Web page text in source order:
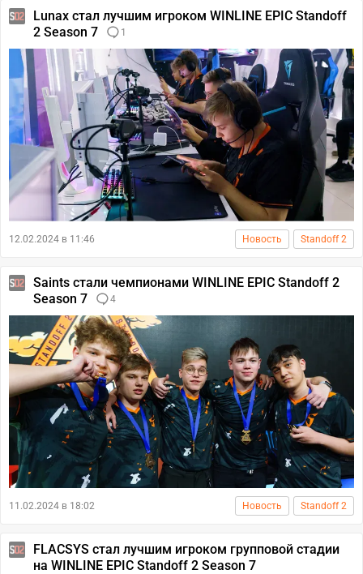
Lunax стал лучшим игроком WINLINE EPIC Standoff
2 Season 7
1
12.02.2024 в 11:46 Новость Standoff 2
Saints стали чемпионами WINLINE EPIC Standoff 2
Season 7
4
11.02.2024 в 18:02 Новость Standoff 2
FLACSYS стал лучшим игроком групповой стадии
на WINLINE EPIC Standoff 2 Season 7